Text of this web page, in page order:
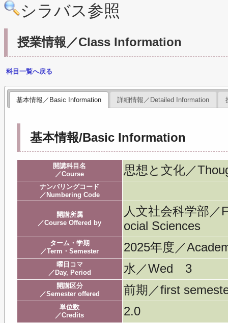
シラバス参照
授業情報／Class Information
科目一覧へ戻る
基本情報／Basic Information 詳細情報／Detailed Information
基本情報/Basic Information
開講科目名
／Course
思想と文化／
ナンバリングコード
／Numbering Code
開講所属
／Course Offered by
人文社会科学部／
ocial Sciences
ターム・学期
／Term・Semester
2025年度／
曜日コマ
／Day, Period
水／Wed 3
開講区分
／Semester offered
前期／first
単位数
／Credits
2.0